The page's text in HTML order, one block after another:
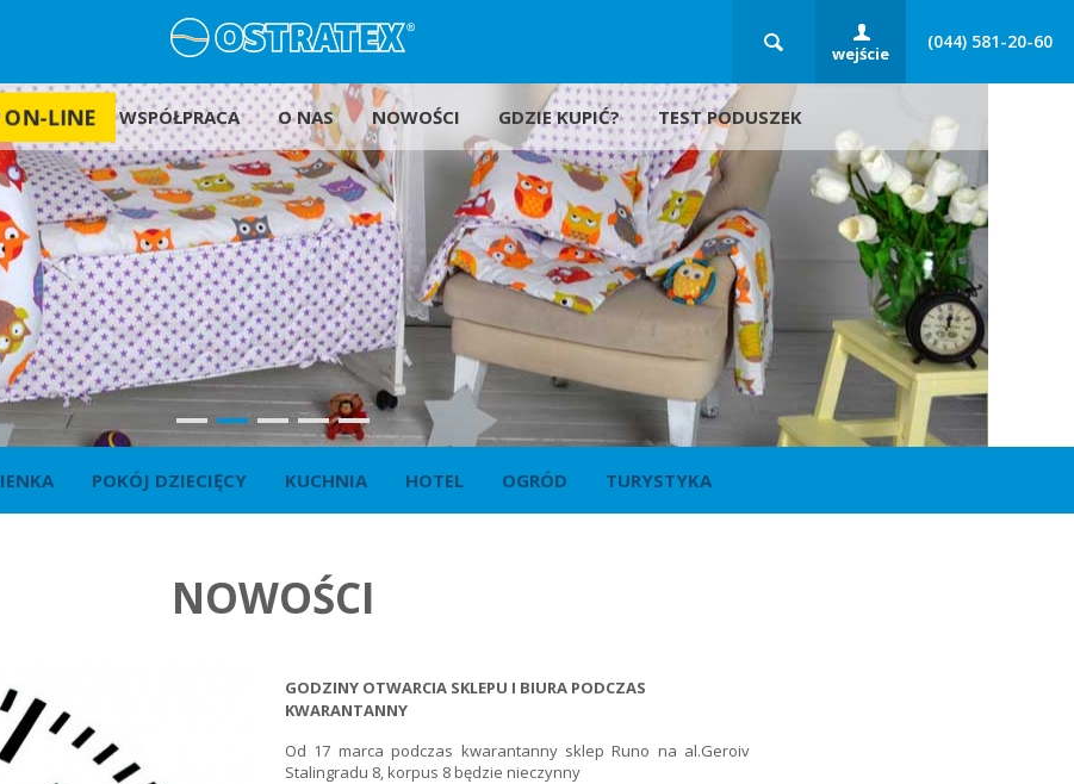
wejście
(044) 581-20-60
ON-LINE WSPÓŁPRACA O NAS NOWOŚCI GDZIE KUPIĆ? TEST PODUSZEK
POKÓJ DZIECIĘCY KUCHNIA HOTEL OGRÓD TURYSTYKA
NOWOŚCI
GODZINY OTWARCIA SKLEPU I BIURA PODCZAS
KWARANTANNY
Od 17 marca podczas kwarantanny sklep Runo na al.Geroiv
Stalingradu 8, korpus 8 będzie nieczynny